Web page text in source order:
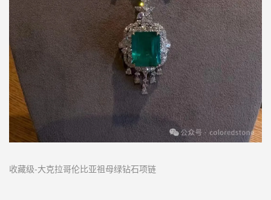
收藏级-大克拉哥伦比亚祖母绿钻石项链